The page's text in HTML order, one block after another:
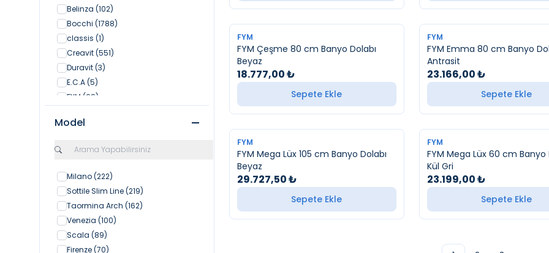
Belinza (102)
Bocchi (1788)
classis (1)
Creavit(551)
Duravit(3)
E.C.A(5)
FYM (69)
Hansgrohe
LPD(35)
(108)
(85)
(487)
(111)
(248)
Model
Milano(222)
Sottile Slim Line(219)
Taormina Arch (162)
Venezia (100)
Scala (89)
Firenze(70)
FYM
FYM Çeşme 80 cm Banyo Dolabı
Beyaz
18.777,00₺
Sepete Ekle
FYM
FYM Emma 80 cm Banyo
Antrasit
23.166,00₺
Sepete Ekle
FYM
FYM Mega Lüx 105 cm Banyo Dolabı
Beyaz
29.727,50₺
Sepete Ekle
FYM
FYM Mega Lüx 60 cm Banyo
Kül Gri
23.199,00₺
Sepete Ekle